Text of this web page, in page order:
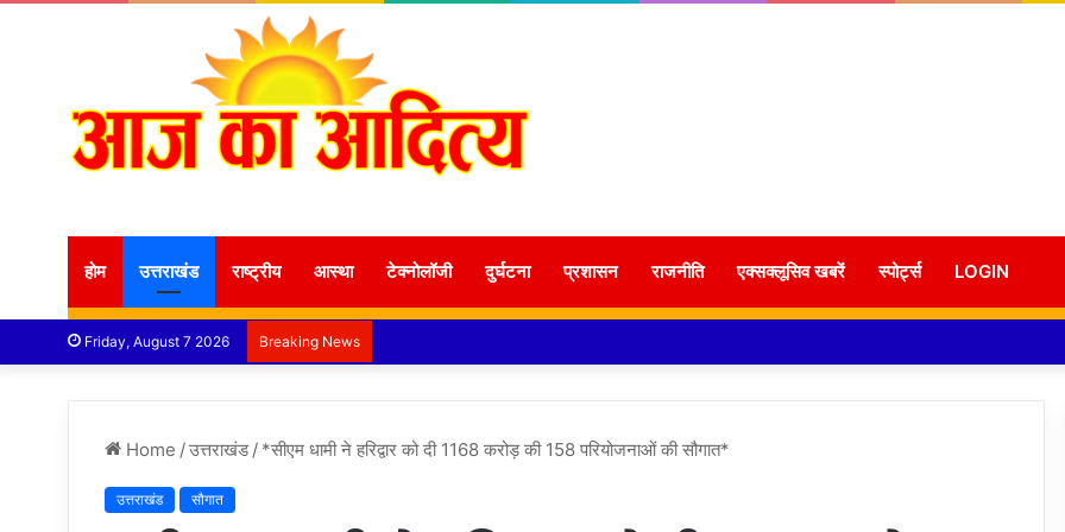
होम उत्तराखंड राष्ट्रीय आस्था टेक्नोलॉजी दुर्घटना प्रशासन राजनीति एक्सक्लूसिव खबरें स्पोर्ट्स LOGIN
Friday, August 7 2026 Breaking News
Home /उत्तराखंड / *सीएम धामी ने हरिद्वार को दी 1168 करोड़ की 158 परियोजनाओं की सौगात*
उत्तराखंड सौगात